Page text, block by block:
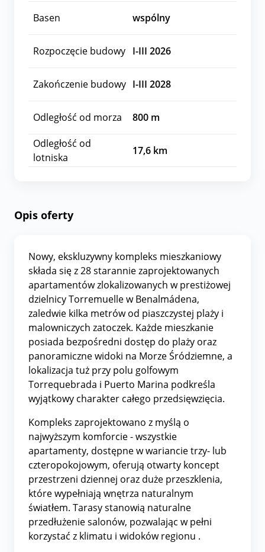
Basen wspólny
Rozpoczęcie budowy I-III 2026
Zakończenie budowy I-III 2028
Odległość od morza 800 m
Odległość od
lotniska
17,6 km
Opis oferty
Nowy, ekskluzywny kompleks mieszkaniowy
składa się z 28 starannie zaprojektowanych
apartamentów zlokalizowanych w prestiżowej
dzielnicy Torremuelle w Benalmádena,
zaledwie kilka metrów od piaszczystej plaży i
malowniczych zatoczek. Każde mieszkanie
posiada bezpośredni dostęp do plaży oraz
panoramiczne widoki na Morze Śródziemne, a
lokalizacja tuż przy polu golfowym
Torrequebrada i Puerto Marina podkreśla
wyjątkowy charakter całego przedsięwzięcia.
Kompleks zaprojektowano z myślą o
najwyższym komforcie - wszystkie
apartamenty, dostępne w wariancie trzy- lub
czteropokojowym, oferują otwarty koncept
przestrzeni dziennej oraz duże przeszklenia,
które wypełniają wnętrza naturalnym
światłem. Tarasy stanowią naturalne
przedłużenie salonów, pozwalając w pełni
korzystać z klimatu i widoków regionu .